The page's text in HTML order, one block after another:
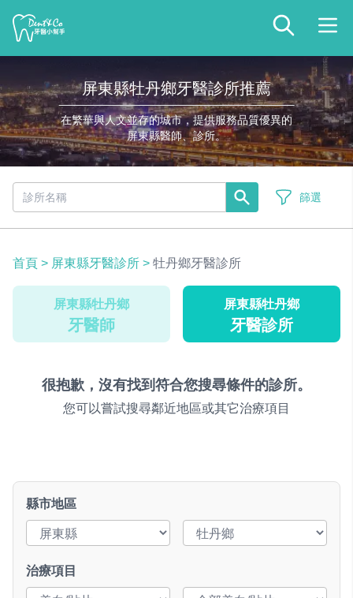
屏東縣牡丹鄉牙醫診所推薦
在繁華與人文並存的城市，提供服務品質優異的
屏東縣醫師、診所。
篩選
首頁 > 屏東縣牙醫診所 > 牡丹鄉牙醫診所
屏東縣牡丹鄉
牙醫師
屏東縣牡丹鄉
牙醫診所
很抱歉，沒有找到符合您搜尋條件的診所。
您可以嘗試搜尋鄰近地區或其它治療項目
縣市地區
治療項目